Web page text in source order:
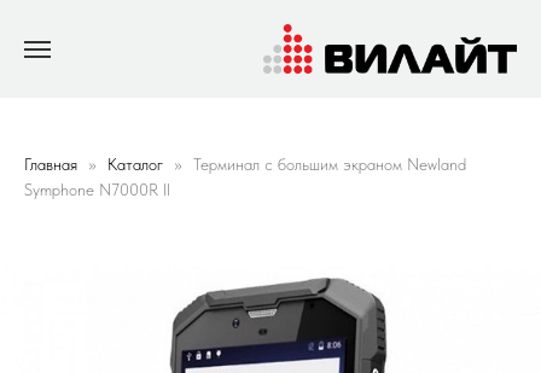
Главная Каталог
Терминал с большим экраном Newland
Symphone N7000R ll